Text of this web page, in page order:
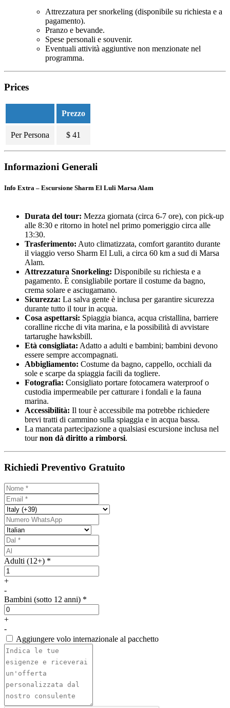
Attrezzatura per snorkeling (disponibile su richiesta e a
pagamento).
Pranzo e bevande.
Spese personali e souvenir.
Eventuali attività aggiuntive non menzionate nel
programma.
Prices
Prezzo
Per Persona $ 41
Informazioni Generali
Info Extra – Escursione Sharm El Luli Marsa Alam
Durata del tour: Mezza giornata (circa 6-7 ore), con pick-up
alle 8:30 e ritorno in hotel nel primo pomeriggio circa alle
13:30.
Trasferimento: Auto climatizzata, comfort garantito durante
il viaggio verso Sharm El Luli, a circa 60 km a sud di Marsa
Alam.
Attrezzatura Snorkeling: Disponibile su richiesta e a
pagamento. È consigliabile portare il costume da bagno,
crema solare e asciugamano.
Sicurezza: La salva gente è inclusa per garantire sicurezza
durante tutto il tour in acqua.
Cosa aspettarsi: Spiaggia bianca, acqua cristallina, barriere
coralline ricche di vita marina, e la possibilità di avvistare
tartarughe hawksbill.
Età consigliata: Adatto a adulti e bambini; bambini devono
essere sempre accompagnati.
Abbigliamento: Costume da bagno, cappello, occhiali da
sole e scarpe da spiaggia facili da togliere.
Fotografia: Consigliato portare fotocamera waterproof o
custodia impermeabile per catturare i fondali e la fauna
marina.
Accessibilità: Il tour è accessibile ma potrebbe richiedere
brevi tratti di cammino sulla spiaggia e in acqua bassa.
La mancata partecipazione a qualsiasi escursione inclusa nel
tournon dà diritto a rimborsi.
Richiedi Preventivo Gratuito
Adulti (12+) *
+
-
Bambini (sotto 12 anni) *
+
-
Aggiungere volo internazionale al pacchetto